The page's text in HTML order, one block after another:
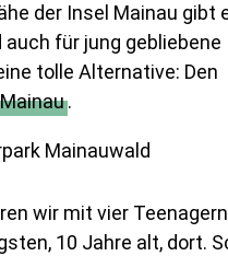
der Insel Mainau gibt
auch für jung gebliebene
tolle Alternative: Den
.
wir mit vier
10 Jahre alt, dort.